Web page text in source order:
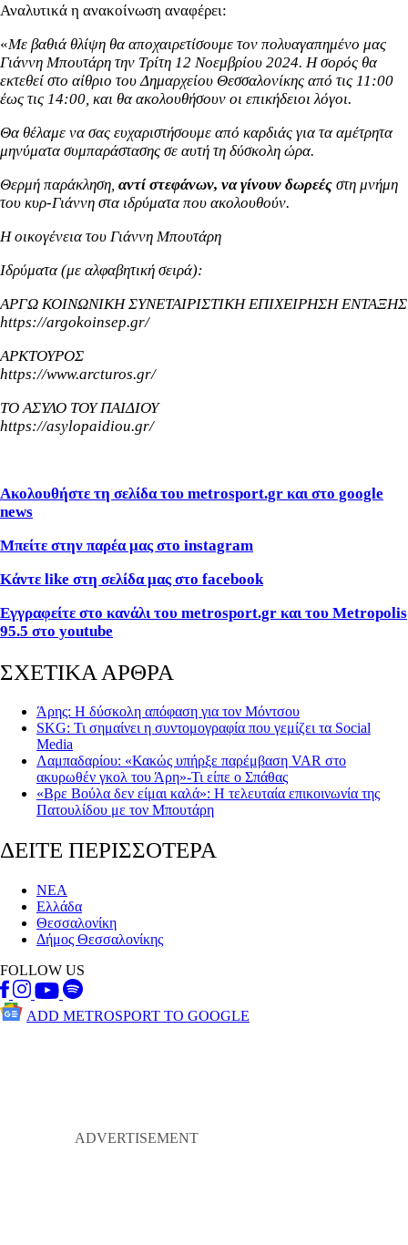
Αναλυτικά η ανακοίνωση αναφέρει:
«Με βαθιά θλίψη θα αποχαιρετίσουμε τον πολυαγαπημένο μας
Γιάννη Μπουτάρη την Τρίτη 12 Νοεμβρίου 2024. Η σορός θα
εκτεθεί στο αίθριο του Δημαρχείου Θεσσαλονίκης από τις 11:00
έως τις 14:00, και θα ακολουθήσουν οι επικήδειοι λόγοι.
Θα θέλαμε να σας ευχαριστήσουμε από καρδιάς για τα αμέτρητα
μηνύματα συμπαράστασης σε αυτή τη δύσκολη ώρα.
Θερμή παράκληση, αντί στεφάνων, να γίνουν δωρεές στη μνήμη
του κυρ-Γιάννη στα ιδρύματα που ακολουθούν.
Η οικογένεια του Γιάννη Μπουτάρη
Ιδρύματα (με αλφαβητική σειρά):
ΑΡΓΩ ΚΟΙΝΩΝΙΚΗ ΣΥΝΕΤΑΙΡΙΣΤΙΚΗ ΕΠΙΧΕΙΡΗΣΗ ΕΝΤΑΞΗΣ
https://argokoinsep.gr/
ΑΡΚΤΟΥΡΟΣ
https://www.arcturos.gr/
ΤΟ ΑΣΥΛΟ ΤΟΥ ΠΑΙΔΙΟΥ
https://asylopaidiou.gr/
Ακολουθήστε τη σελίδα του metrosport.gr και στο google
news
Μπείτε στην παρέα μας στο instagram
Κάντε like στη σελίδα μας στο facebook
Εγγραφείτε στο κανάλι του metrosport.gr και του Metropolis
95.5 στο youtube
ΣΧΕΤΙΚΑ ΑΡΘΡΑ
Άρης: Η δύσκολη απόφαση για τον Μόντσου
SKG: Τι σημαίνει η συντομογραφία που γεμίζει τα Social
Media
Λαμπαδαρίου: «Κακώς υπήρξε παρέμβαση VAR στο
ακυρωθέν γκολ του Άρη»-Τι είπε ο Σπάθας
«Βρε Βούλα δεν είμαι καλά»: Η τελευταία επικοινωνία της
Πατουλίδου με τον Μπουτάρη
ΔΕΙΤΕ ΠΕΡΙΣΣΟΤΕΡΑ
ΝΕΑ
Ελλάδα
Θεσσαλονίκη
Δήμος Θεσσαλονίκης
FOLLOW US
ADD METROSPORT TO GOOGLE